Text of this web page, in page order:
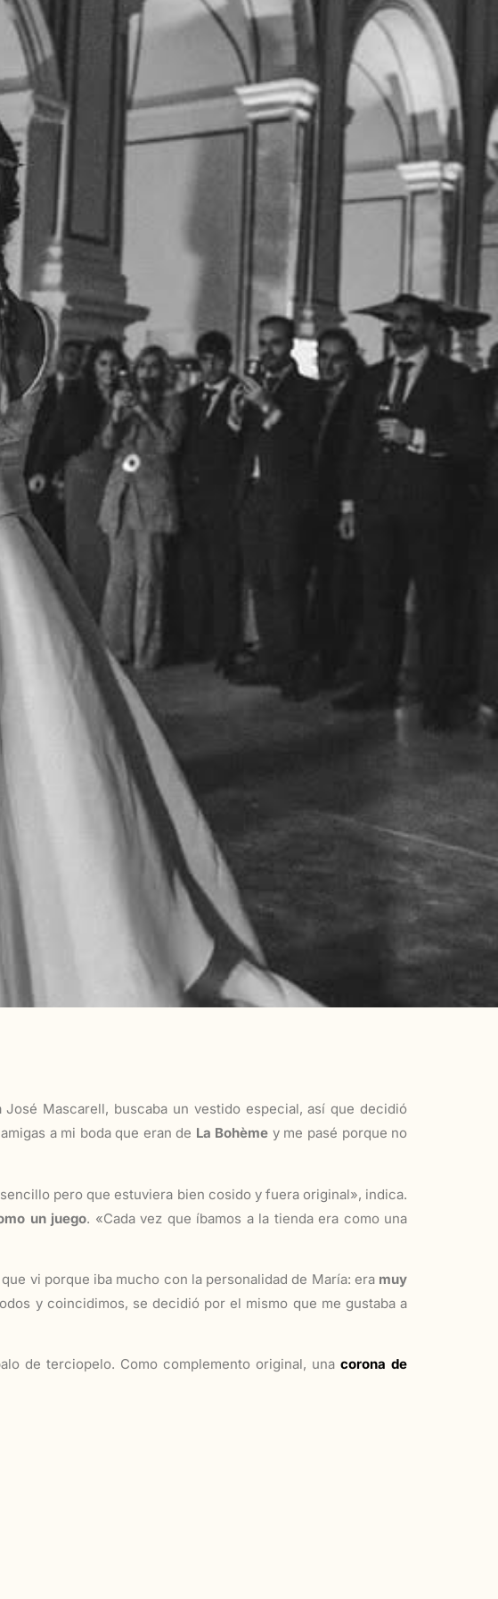
Mascarell, buscaba un vestido especial, así que decidió
a mi boda que eran de La Bohème y me pasé porque no
pero que estuviera bien cosido y fuera original», indica.
un juego. «Cada vez que íbamos a la tienda era como una
vi porque iba mucho con la personalidad de María: era muy
y coincidimos, se decidió por el mismo que me gustaba a
de terciopelo. Como complemento original, unacorona de